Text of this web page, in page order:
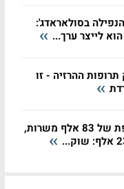
בסולאראדג':
לייצר ערך...
ההרזיה - זו
הצפי היה תוספת של 83 אלף משרות,